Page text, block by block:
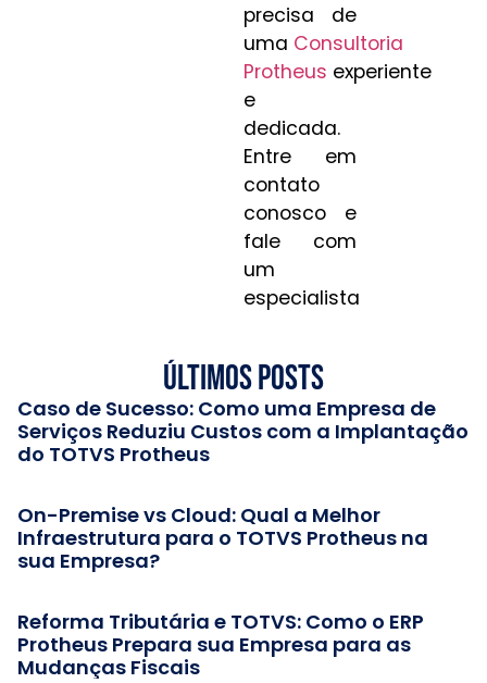
precisa de
uma Consultoria
Protheus experiente
e
dedicada.
Entre em
contato
conosco e
fale com
um
especialista
Últimos posts
Caso de Sucesso: Como uma Empresa de
Serviços Reduziu Custos com a Implantação
do TOTVS Protheus
On-Premise vs Cloud: Qual a Melhor
Infraestrutura para o TOTVS Protheus na
sua Empresa?
Reforma Tributária e TOTVS: Como o ERP
Protheus Prepara sua Empresa para as
Mudanças Fiscais